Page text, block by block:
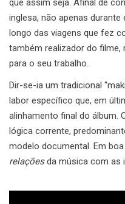
que assim seja. Afinal de
inglesa, não apenas
longo das viagens que fez
também realizador do
para o seu trabalho.
Dir-se-ia um tradicional
labor específico que, em
alinhamento final do álbum.
lógica corrente,
modelo documental. Em
relaçõesda música com as